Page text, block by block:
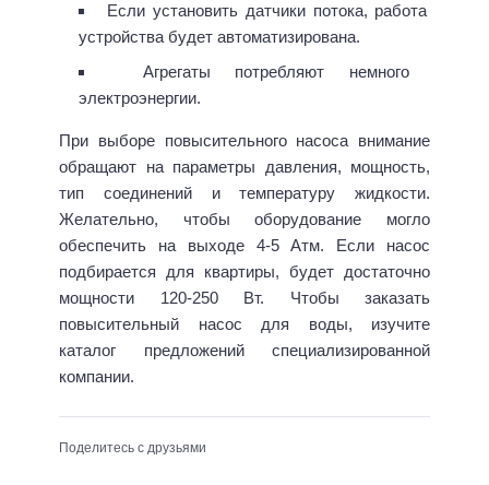
Если установить датчики потока, работа
устройства будет автоматизирована.
Агрегаты потребляют немного
электроэнергии.
При выборе повысительного насоса внимание
обращают на параметры давления, мощность,
тип соединений и температуру жидкости.
Желательно, чтобы оборудование могло
обеспечить на выходе 4-5 Атм. Если насос
подбирается для квартиры, будет достаточно
мощности 120-250 Вт. Чтобы заказать
повысительный насос для воды, изучите
каталог предложений специализированной
компании.
Поделитесь с друзьями